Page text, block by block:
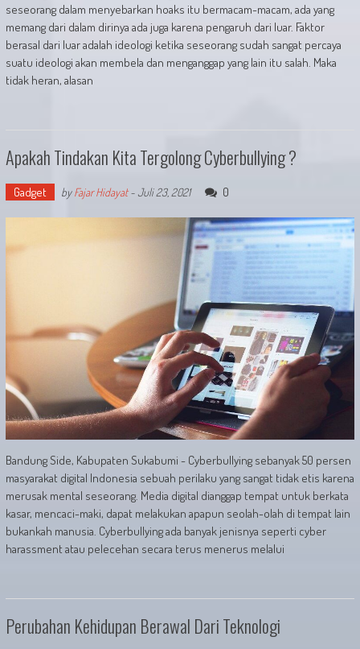
seseorang dalam menyebarkan hoaks itu bermacam-macam, ada yang
memang dari dalam dirinya ada juga karena pengaruh dari luar. Faktor
berasal dari luar adalah ideologi ketika seseorang sudah sangat percaya
suatu ideologi akan membela dan menganggap yang lain itu salah. Maka
tidak heran, alasan
Apakah Tindakan Kita Tergolong Cyberbullying ?
Gadget byFajar Hidayat- Juli 23, 2021 0
Bandung Side, Kabupaten Sukabumi - Cyberbullying sebanyak 50 persen
masyarakat digital Indonesia sebuah perilaku yang sangat tidak etis karena
merusak mental seseorang. Media digital dianggap tempat untuk berkata
kasar, mencaci-maki, dapat melakukan apapun seolah-olah di tempat lain
bukankah manusia. Cyberbullying ada banyak jenisnya seperti cyber
harassment atau pelecehan secara terus menerus melalui
Perubahan Kehidupan Berawal Dari Teknologi